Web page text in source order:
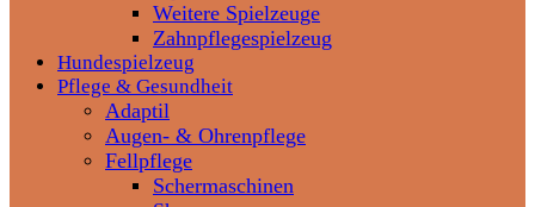
Weitere Spielzeuge
Zahnpflegespielzeug
Hundespielzeug
Pflege & Gesundheit
Adaptil
Augen- & Ohrenpflege
Fellpflege
Schermaschinen